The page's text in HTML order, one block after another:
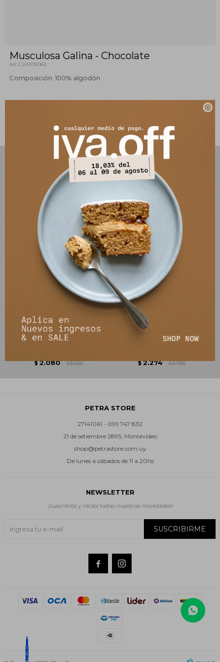

Musculosa Galina - Chocolate
C2A1015062
Composición: 100% algodón
PRODUCTOS QUE TE PUEDEN INTERESAR
$ 2.080 $ 3.200 $ 2.274 $ 3.790
PETRA STORE
27141061 - 099 747 832
21 de setiembre 2895, Montevideo
shop@petrastore.com.uy
De lunes a sábados de 11 a 20hs
NEWSLETTER
¡Suscribite y recibí todas nuestras novedades!
SUSCRIBIRME
 